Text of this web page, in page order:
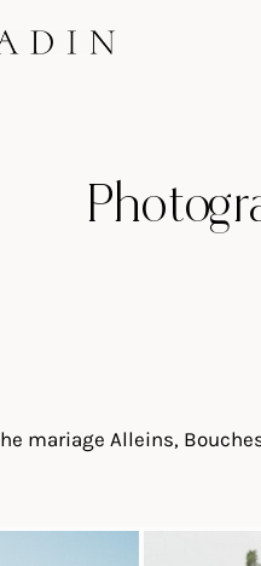
mariage Alleins,